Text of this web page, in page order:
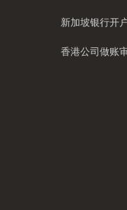
新加坡银行开
香港公司做账